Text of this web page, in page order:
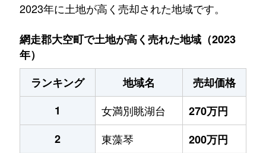
2023年に土地が高く売却された地域です。
網走郡大空町で土地が高く売れた地域（2023
年）
ランキング
地域名
売却価格
1
女満別眺湖台
270万円
2
東藻琴
200万円